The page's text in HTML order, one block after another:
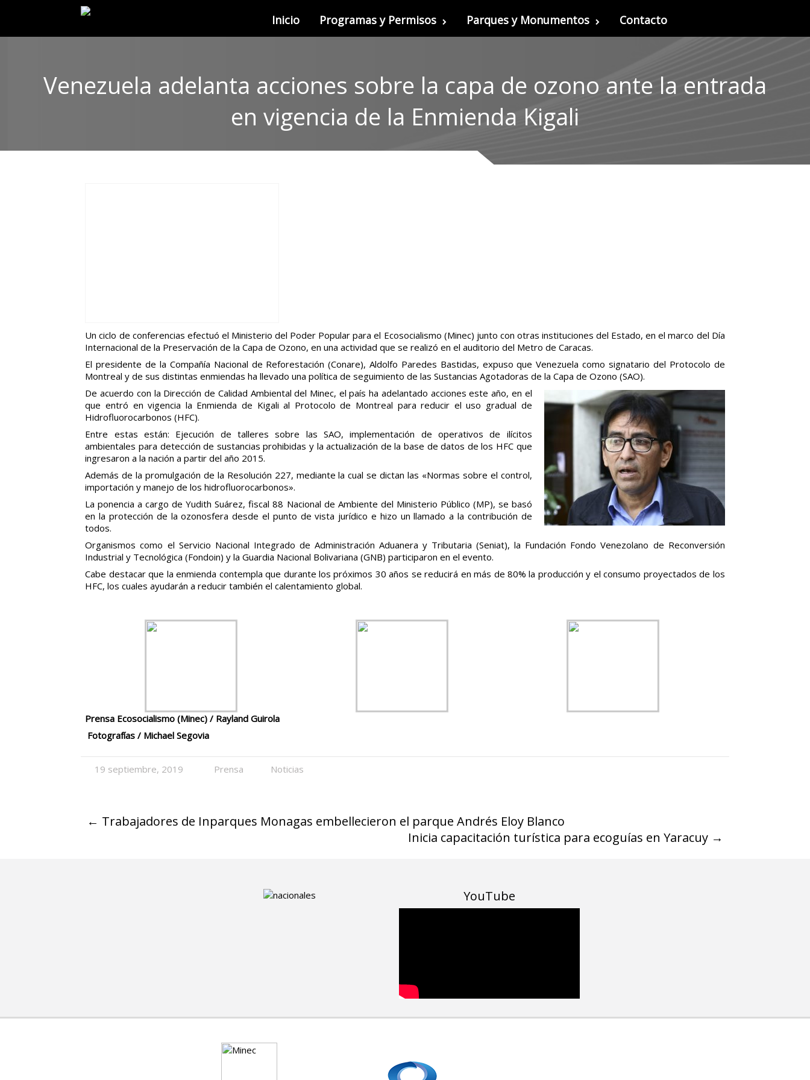
Inicio Programas y Permisos Parques y Monumentos Contacto
Venezuela adelanta acciones sobre la capa de ozono ante la entrada
en vigencia de la Enmienda Kigali
Un ciclo de conferencias efectuó el Ministerio del Poder Popular para el Ecosocialismo (Minec) junto con otras instituciones del Estado, en el marco del Día
Internacional de la Preservación de la Capa de Ozono, en una actividad que se realizó en el auditorio del Metro de Caracas.
El presidente de la Compañía Nacional de Reforestación (Conare), Aldolfo Paredes Bastidas, expuso que Venezuela como signatario del Protocolo de
Montreal y de sus distintas enmiendas ha llevado una política de seguimiento de las Sustancias Agotadoras de la Capa de Ozono (SAO).
De acuerdo con la Dirección de Calidad Ambiental del Minec, el país ha adelantado acciones este año, en el
que entró en vigencia la Enmienda de Kigali al Protocolo de Montreal para reducir el uso gradual de
Hidrofluorocarbonos (HFC).
Entre estas están: Ejecución de talleres sobre las SAO, implementación de operativos de ilícitos
ambientales para detección de sustancias prohibidas y la actualización de la base de datos de los HFC que
ingresaron a la nación a partir del año 2015.
Además de la promulgación de la Resolución 227, mediante la cual se dictan las «Normas sobre el control,
importación y manejo de los hidrofluorocarbonos».
La ponencia a cargo de Yudith Suárez, fiscal 88 Nacional de Ambiente del Ministerio Público (MP), se basó
en la protección de la ozonosfera desde el punto de vista jurídico e hizo un llamado a la contribución de
todos.
Organismos como el Servicio Nacional Integrado de Administración Aduanera y Tributaria (Seniat), la Fundación Fondo Venezolano de Reconversión
Industrial y Tecnológica (Fondoin) y la Guardia Nacional Bolivariana (GNB) participaron en el evento.
Cabe destacar que la enmienda‎ contempla que durante los próximos 30 años se reducirá en más de 80% la producción y el consumo proyectados de los
HFC, los cuales ayudarán a reducir también el calentamiento global.
Prensa Ecosocialismo (Minec) / Rayland Guirola
Fotografías / Michael Segovia
19 septiembre, 2019 Prensa Noticias
← Trabajadores de Inparques Monagas embellecieron el parque Andrés Eloy Blanco
Inicia capacitación turística para ecoguías en Yaracuy →
YouTube